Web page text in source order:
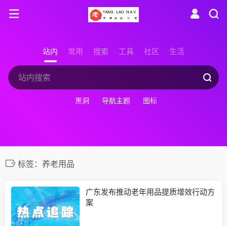
站内 常用 搜索 工具 社区 生活
黑洞 导航主题 图标
标签：养老用品
广东发布推动老年用品提质增效行动方
案